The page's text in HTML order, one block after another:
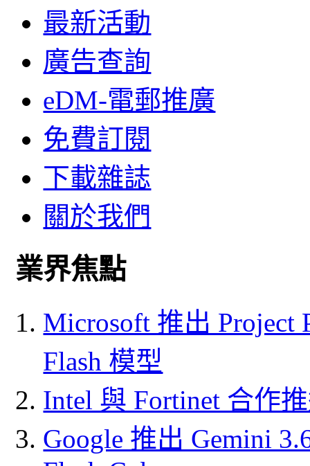
最新活動
廣告查詢
eDM-電郵推廣
免費訂閱
下載雜誌
關於我們
業界焦點
Microsoft 推出 Project
Flash 模型
Intel 與 Fortinet 合作
Google 推出 Gemini